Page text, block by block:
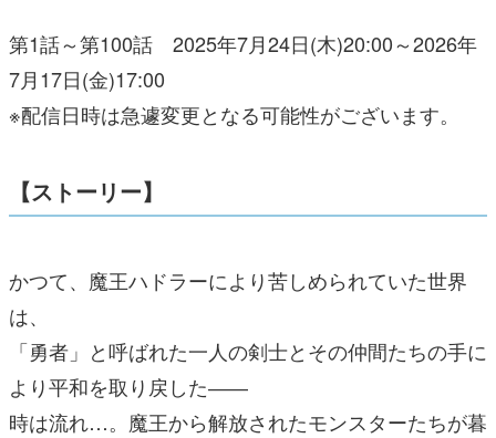
第1話～第100話 2025年7月24日(木)20:00～2026年
7月17日(金)17:00
※配信日時は急遽変更となる可能性がございます。
【ストーリー】
かつて、魔王ハドラーにより苦しめられていた世界
は、
「勇者」と呼ばれた一人の剣士とその仲間たちの手に
より平和を取り戻した――
時は流れ…。魔王から解放されたモンスターたちが暮